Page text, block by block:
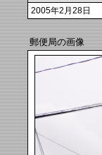
2005年2月28日
郵便局の画像